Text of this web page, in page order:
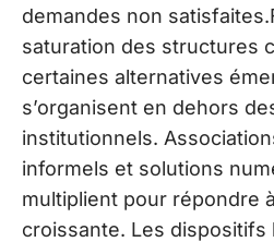
demandes non
saturation des structures
certaines alternatives
s’organisent en dehors
institutionnels.
informels et solutions
multiplient pour répondre
croissante. Les dispositifs